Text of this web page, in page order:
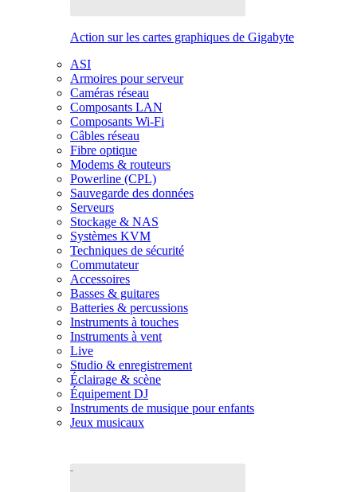
Action sur les cartes graphiques de Gigabyte
ASI
Armoires pour serveur
Caméras réseau
Composants LAN
Composants Wi-Fi
Câbles réseau
Fibre optique
Modems & routeurs
Powerline (CPL)
Sauvegarde des données
Serveurs
Stockage & NAS
Systèmes KVM
Techniques de sécurité
Commutateur
Accessoires
Basses & guitares
Batteries & percussions
Instruments à touches
Instruments à vent
Live
Studio & enregistrement
Éclairage & scène
Équipement DJ
Instruments de musique pour enfants
Jeux musicaux